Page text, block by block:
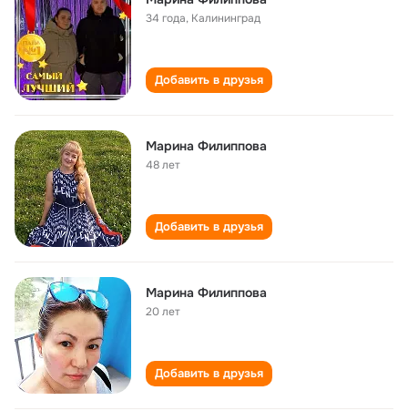
34 года, Калининград
Добавить в друзья
Марина Филиппова
48 лет
Добавить в друзья
Марина Филиппова
20 лет
Добавить в друзья